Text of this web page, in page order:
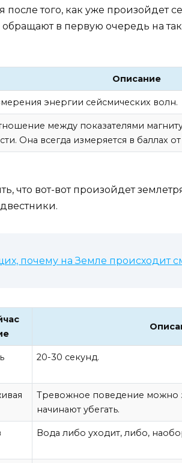
после того, как уже произойдет
в первую очередь на
Описание
энергии сейсмических волн.
между показателями
Она всегда измеряется в баллах
что вот-вот произойдет
почему на Земле происходит
20-30 секунд.
Тревожное поведение можно
начинают убегать.
Вода либо уходит, либо,